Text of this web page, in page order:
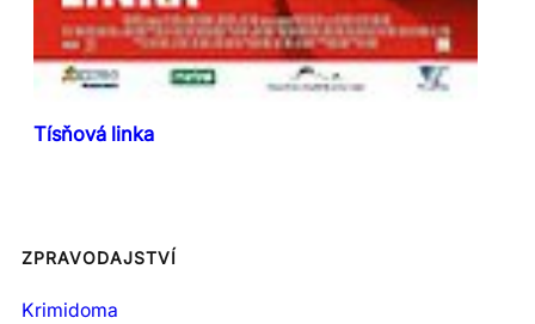
Tísňová linka
ZPRAVODAJSTVÍ
Krimidoma